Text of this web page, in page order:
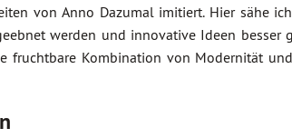
von Anno Dazumal imitiert. Hier sähe
werden und innovative Ideen besser
fruchtbare Kombination von Modernität